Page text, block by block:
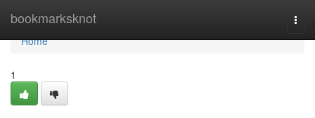
bookmarksknot
Home
Home
1